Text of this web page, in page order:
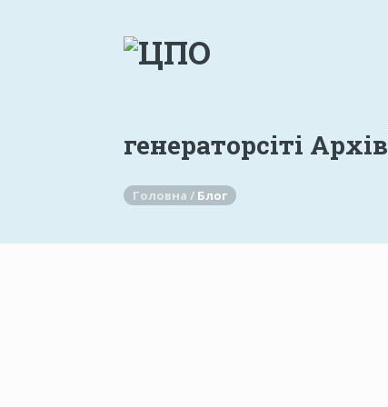
генераторсіті Архів
Головна / Блог